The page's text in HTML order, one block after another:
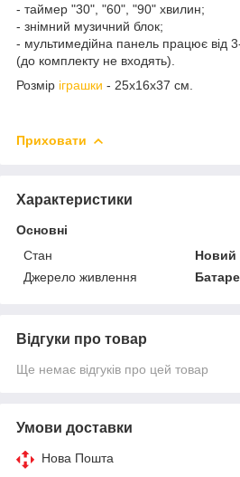
- таймер "30", "60", "90" хвилин;
- знімний музичний блок;
- мультимедійна панель працює від
(до комплекту не входять).
Розмір іграшки - 25х16х37 см.
Приховати
Характеристики
Основні
Стан
Новий
Джерело живлення
Відгуки про товар
Ще немає відгуків про цей товар
Умови доставки
Нова Пошта